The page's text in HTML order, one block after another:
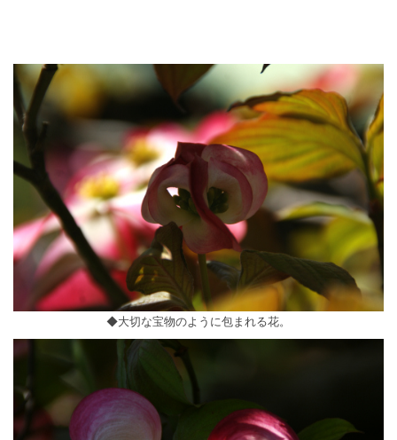
◆大切な宝物のように包まれる花。